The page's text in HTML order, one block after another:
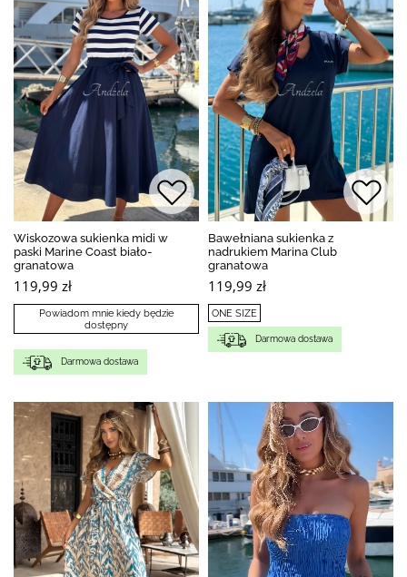
Wiskozowa sukienka midi w
paski Marine Coast biało-
granatowa
119,99 zł
Powiadom mnie kiedy będzie
dostępny
Darmowa dostawa
Bawełniana sukienka z
nadrukiem Marina Club
granatowa
119,99 zł
ONE SIZE
Darmowa dostawa